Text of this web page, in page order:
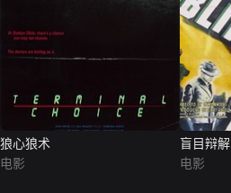
狼心狼术
电影
盲目辩解
电影